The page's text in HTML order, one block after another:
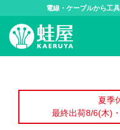
電線・ケーブルから工
夏季
最終出荷8/6(木)